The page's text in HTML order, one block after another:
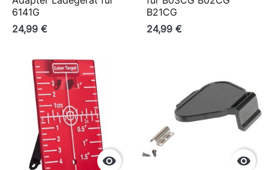
6141G
24,99 €
B21CG
24,99 €
 